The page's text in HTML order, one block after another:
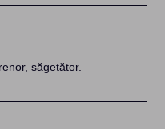
săgetător.